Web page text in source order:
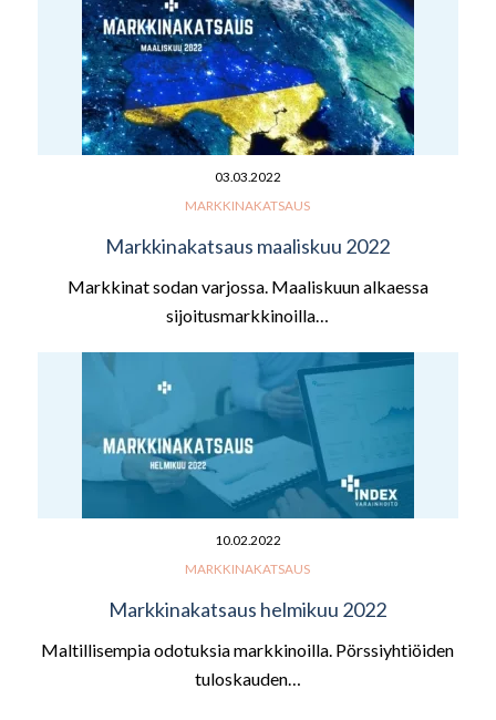
03.03.2022
MARKKINAKATSAUS
Markkinakatsaus maaliskuu 2022
Markkinat sodan varjossa. Maaliskuun alkaessa
sijoitusmarkkinoilla…
10.02.2022
MARKKINAKATSAUS
Markkinakatsaus helmikuu 2022
Maltillisempia odotuksia markkinoilla. Pörssiyhtiöiden
tuloskauden…